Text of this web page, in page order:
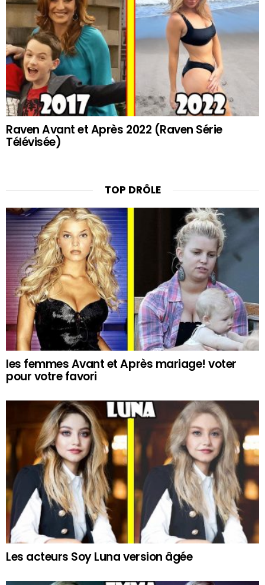
Raven Avant et Après 2022 (Raven Série
Télévisée)
TOP DRÔLE
les femmes Avant et Après mariage! voter
pour votre favori
Les acteurs Soy Luna version âgée